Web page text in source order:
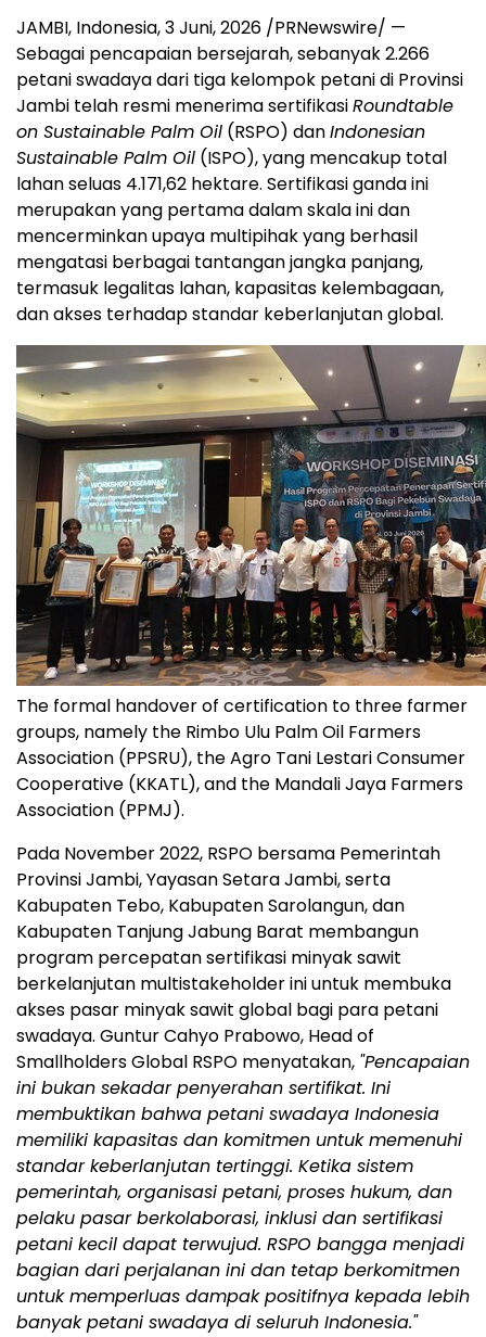
JAMBI, Indonesia,3 Juni, 2026 /PRNewswire/ —
Sebagai pencapaian bersejarah, sebanyak 2.266
petani swadaya dari tiga kelompok petani di Provinsi
Jambi telah resmi menerima sertifikasiRoundtable
on Sustainable Palm Oil (RSPO) danIndonesian
Sustainable Palm Oil (ISPO), yang mencakup total
lahan seluas 4.171,62 hektare. Sertifikasi ganda ini
merupakan yang pertama dalam skala ini dan
mencerminkan upaya multipihak yang berhasil
mengatasi berbagai tantangan jangka panjang,
termasuk legalitas lahan, kapasitas kelembagaan,
dan akses terhadap standar keberlanjutan global.
The formal handover of certification to three farmer
groups, namely the Rimbo Ulu Palm Oil Farmers
Association (PPSRU), the Agro Tani Lestari Consumer
Cooperative (KKATL), and the Mandali Jaya Farmers
Association (PPMJ).
Pada November 2022, RSPO bersama Pemerintah
Provinsi Jambi, Yayasan Setara Jambi, serta
Kabupaten Tebo, Kabupaten Sarolangun, dan
Kabupaten Tanjung Jabung Barat membangun
program percepatan sertifikasi minyak sawit
berkelanjutan multistakeholder ini untuk membuka
akses pasar minyak sawit global bagi para petani
swadaya. Guntur Cahyo Prabowo, Head of
Smallholders Global RSPO menyatakan, "Pencapaian
ini bukan sekadar penyerahan sertifikat. Ini
membuktikan bahwa petani swadaya Indonesia
memiliki kapasitas dan komitmen untuk memenuhi
standar keberlanjutan tertinggi. Ketika sistem
pemerintah, organisasi petani, proses hukum, dan
pelaku pasar berkolaborasi, inklusi dan sertifikasi
petani kecil dapat terwujud. RSPO bangga menjadi
bagian dari perjalanan ini dan tetap berkomitmen
untuk memperluas dampak positifnya kepada lebih
banyak petani swadaya di seluruh Indonesia."